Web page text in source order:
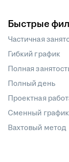
Быстрые
Частичная
Гибкий график
Полная
Полный день
Проектная
Сменный график
Вахтовый метод